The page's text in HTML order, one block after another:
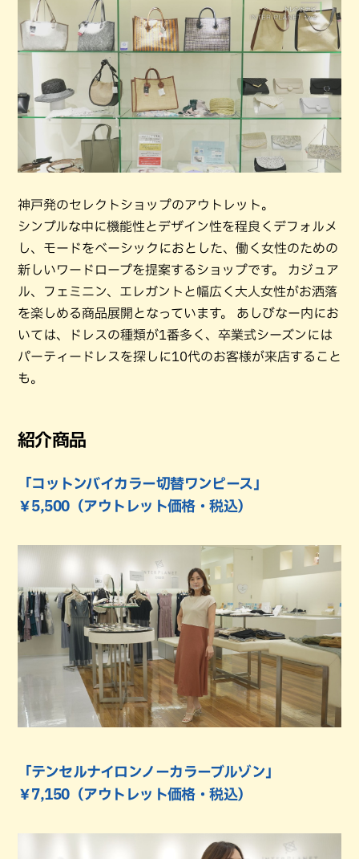
神戸発のセレクトショップのアウトレット。
シンプルな中に機能性とデザイン性を程良くデフォルメ
し、モードをベーシックにおとした、働く女性のための
新しいワードロープを提案するショップです。 カジュア
ル、フェミニン、エレガントと幅広く大人女性がお洒落
を楽しめる商品展開となっています。 あしびなー内にお
いては、ドレスの種類が1番多く、卒業式シーズンには
パーティードレスを探しに10代のお客様が来店すること
も。
紹介商品
「コットンバイカラー切替ワンピース」
￥5,500（アウトレット価格・税込）
「テンセルナイロンノーカラーブルゾン」
￥7,150（アウトレット価格・税込）